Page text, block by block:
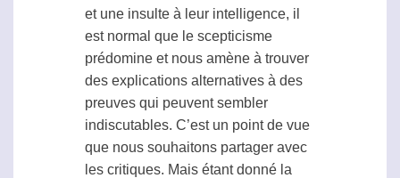
et une insulte à leur intelligence, il
est normal que le scepticisme
prédomine et nous amène à trouver
des explications alternatives à des
preuves qui peuvent sembler
indiscutables. C’est un point de vue
que nous souhaitons partager avec
les critiques. Mais étant donné la